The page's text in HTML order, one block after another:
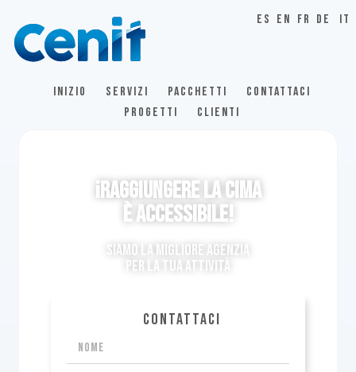
INIZIO SERVIZI PACCHETTI
CONTATTACI
PROGETTI
CLIENTI
DE
FR
EN
ES IT
¡Raggiungere la cima
È ACCESSIBILE!
Siamo la migliore agenzia
per la tua attività
CONTATTACI